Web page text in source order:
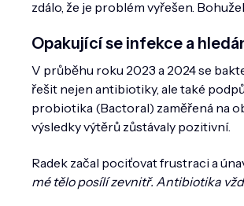
zdálo, že je problém vyřešen.
Opakující se infekce a
V průběhu roku 2023 a 2024 se
řešit nejen antibiotiky, ale také
probiotika (Bactoral) zaměřená na
výsledky výtěrů zůstávaly pozitivní.
Radek začal pociťovat frustraci a
mé tělo posílí zevnitř. Antibiotika